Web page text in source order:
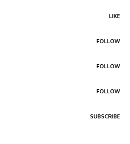
LIKE
FOLLOW
FOLLOW
FOLLOW
SUBSCRIBE